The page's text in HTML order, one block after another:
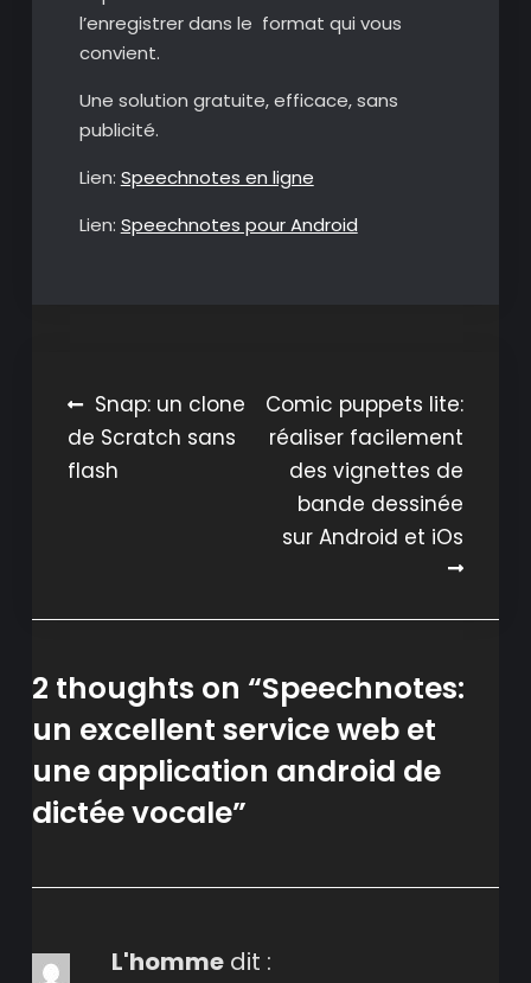
l’enregistrer dans le format qui vous
convient.
Une solution gratuite, efficace, sans
publicité.
Lien: Speechnotes en ligne
Lien: Speechnotes pour Android
Navigation
de
l’article
Snap: un clone
de Scratch sans
flash
Comic puppets lite:
réaliser facilement
des vignettes de
bande dessinée
sur Android et iOs
2 thoughts on “Speechnotes:
un excellent service web et
une application android de
dictée vocale”
L'homme dit :